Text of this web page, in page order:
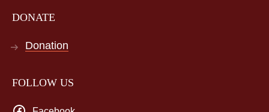
DONATE
Donation
FOLLOW US